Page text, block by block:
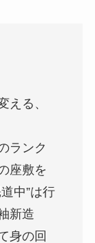
える、
ランク
座敷を
中”は行
新造
身の回